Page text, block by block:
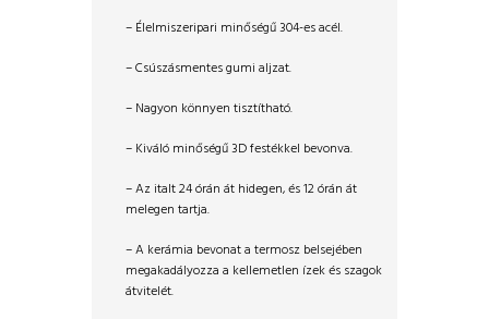
– Élelmiszeripari minőségű 304-es acél.
– Csúszásmentes gumi aljzat.
– Nagyon könnyen tisztítható.
– Kiváló minőségű 3D festékkel bevonva.
– Az italt 24 órán át hidegen, és 12 órán át
melegen tartja.
– A kerámia bevonat a termosz belsejében
megakadályozza a kellemetlen ízek és szagok
átvitelét.